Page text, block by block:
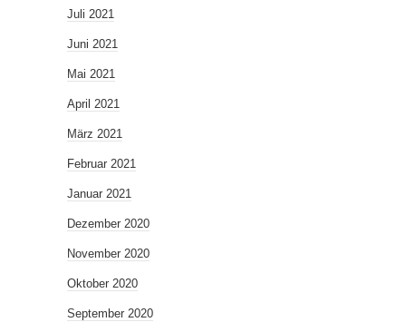
Juli 2021
Juni 2021
Mai 2021
April 2021
März 2021
Februar 2021
Januar 2021
Dezember 2020
November 2020
Oktober 2020
September 2020